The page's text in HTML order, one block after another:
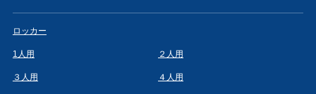
ロッカー
1人用 ２人用
３人用 ４人用